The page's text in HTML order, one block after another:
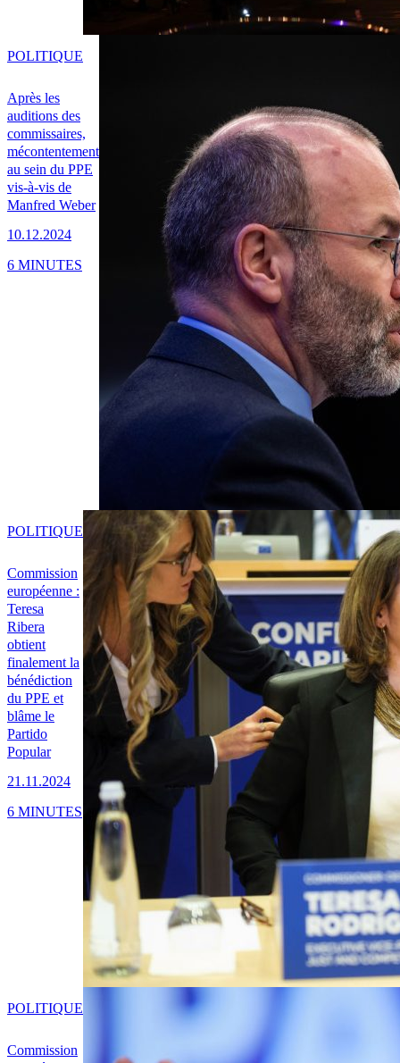
Après les
auditions des
commissaires,
mécontentement
au sein du PPE
vis-à-vis de
Manfred Weber
10.12.2024
POLITIQUE
6 MINUTES
Commission
européenne :
Teresa
Ribera
obtient
finalement la
bénédiction
du PPE et
blâme le
Partido
Popular
21.11.2024
POLITIQUE
6 MINUTES
Commission
POLITIQUE